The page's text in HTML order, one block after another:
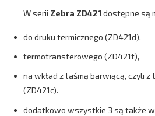
W serii Zebra ZD421dostępne są
do druku termicznego (ZD421d),
termotransferowego (ZD421t),
na wkład z taśmą barwiącą, czyli z
(ZD421c).
dodatkowo wszystkie 3 są także